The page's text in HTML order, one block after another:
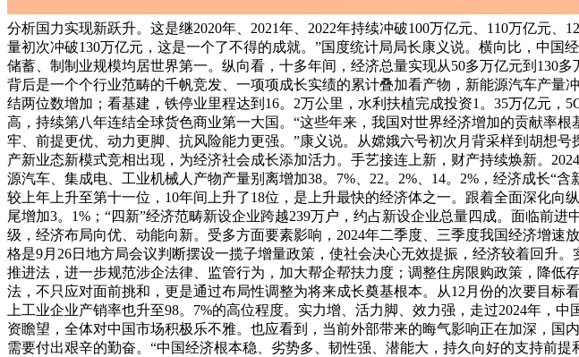
分析国力实现新跃升。这是继2020年、2021年、2022年持续冲破100万亿元、110万亿元
量初次冲破130万亿元，这是一个了不得的成就。”国度统计局局长康义说。横向比，中
储蓄、制制业规模均居世界第一。纵向看，十多年间，经济总量实现从50多万亿元到130
背后是一个个行业范畴的千帆竞发、一项项成长实绩的累计叠加看产物，新能源汽车产量
结两位数增加；看基建，铁停业里程达到16。2万公里，水利扶植完成投资1。35万亿元
高，持续第八年连结全球货色商业第一大国。“这些年来，我国对世界经济增加的贡献率
牢、前提更优、动力更脚、抗风险能力更强。”康义说。从嫦娥六号初次月背采样到胡想
产新业态新模式竞相出现，为经济社会成长添加活力。手艺接连上新，财产持续焕新。
源汽车、集成电、工业机械人产物产量别离增加38。7%、22。2%、14。2%，经济成长“
较上年上升至第十一位，10年间上升了18位，是上升最快的经济体之一。跟着全面深化向
尾增加3。1%；“四新”经济范畴新设企业跨越239万户，约占新设企业总量四成。面临前
级，经济布局向优、动能向新。受多方面要素影响，2024年二季度、三季度我国经济增
格是9月26日地方局会议判断摆设一揽子增量政策，使社会决心无效提振，经济较着回升
推进法，进一步规范涉企法律、监管行为，加大帮企帮扶力度；调整住房限购政策，降
法，不只应对面前挑和，更是通过布局性调整为将来成长奠基根本。从12月份的次要目
上工业企业产销率也升至98。7%的高位程度。实力增、活力脚、效力强，走过2024年，
资瞻望，全体对中国市场积极乐不雅。也应看到，当前外部带来的晦气影响正在加深，
需要付出艰辛的勤奋。“中国经济根本稳、劣势多、韧性强、潜能大，持久向好的支持前